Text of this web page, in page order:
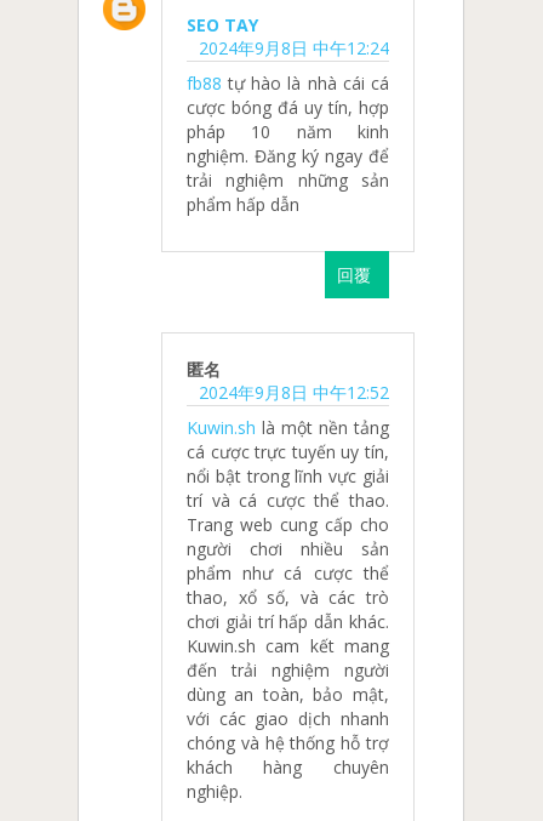
SEO TAY
2024年9月8日 中午12:24
fb88 tự hào là nhà cái cá
cược bóng đá uy tín, hợp
pháp 10 năm kinh
nghiệm. Đăng ký ngay để
trải nghiệm những sản
phẩm hấp dẫn
回覆
匿名
2024年9月8日 中午12:52
Kuwin.sh là một nền tảng
cá cược trực tuyến uy tín,
nổi bật trong lĩnh vực giải
trí và cá cược thể thao.
Trang web cung cấp cho
người chơi nhiều sản
phẩm như cá cược thể
thao, xổ số, và các trò
chơi giải trí hấp dẫn khác.
Kuwin.sh cam kết mang
đến trải nghiệm người
dùng an toàn, bảo mật,
với các giao dịch nhanh
chóng và hệ thống hỗ trợ
khách hàng chuyên
nghiệp.